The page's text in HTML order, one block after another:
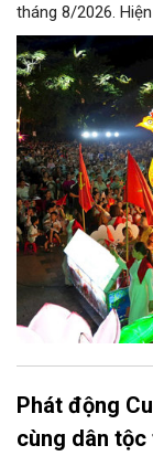
tháng 8/2026.
chính quyền
vị và 25 tổ dân
sẵn sàng mang
thu quy mô, đặc
Phát động
cùng dân